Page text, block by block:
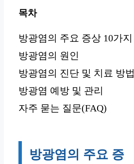
목차
방광염의 주요 증상 10가지
방광염의 원인
방광염의 진단 및 치료 방법
방광염 예방 및 관리
자주 묻는 질문(FAQ)
방광염의 주요 증